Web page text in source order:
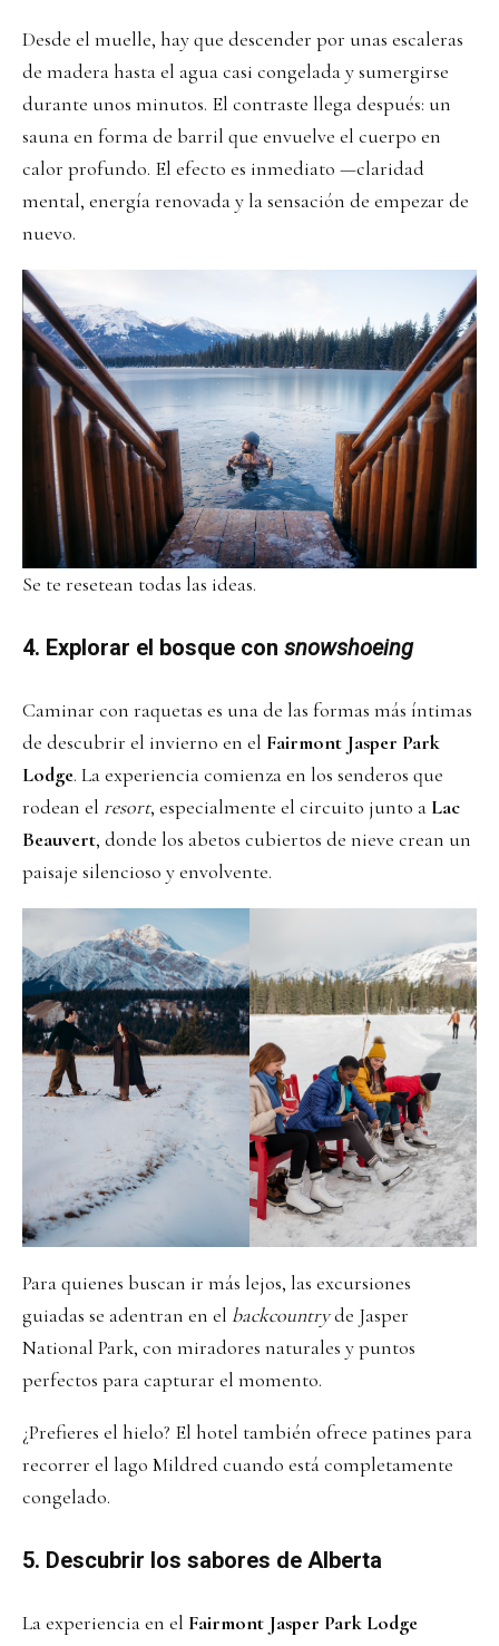
Desde el muelle, hay que descender por unas escaleras
de madera hasta el agua casi congelada y sumergirse
durante unos minutos. El contraste llega después: un
sauna en forma de barril que envuelve el cuerpo en
calor profundo. El efecto es inmediato —claridad
mental, energía renovada y la sensación de empezar de
nuevo.
Se te resetean todas las ideas.
4. Explorar el bosque con snowshoeing
Caminar con raquetas es una de las formas más íntimas
de descubrir el invierno en el Fairmont Jasper Park
Lodge. La experiencia comienza en los senderos que
rodean el resort, especialmente el circuito junto a Lac
Beauvert, donde los abetos cubiertos de nieve crean un
paisaje silencioso y envolvente.
Para quienes buscan ir más lejos, las excursiones
guiadas se adentran en el backcountryde Jasper
National Park, con miradores naturales y puntos
perfectos para capturar el momento.
¿Prefieres el hielo? El hotel también ofrece patines para
recorrer el lago Mildred cuando está completamente
congelado.
5. Descubrir los sabores de Alberta
La experiencia en el Fairmont Jasper Park Lodge